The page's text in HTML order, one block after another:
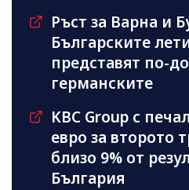
Ръст за Варна и
Българските
представят по-
германските
KBC Group с
евро за второто
близо 9% от
България